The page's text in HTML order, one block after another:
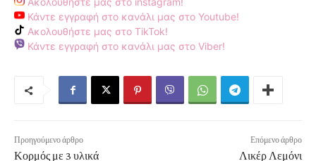
Κάντε εγγραφή στο κανάλι μας στο Youtube!
Ακολουθήστε μας στο TikTok!
Κάντε εγγραφή στο κανάλι μας στο Viber!
Προηγούμενο άρθρο
Κορμός με 3 υλικά
Επόμενο άρθρο
Λικέρ Λεμόνι